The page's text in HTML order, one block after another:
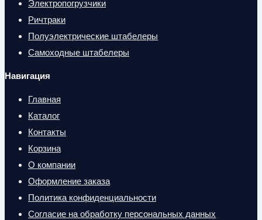
Электропогрузчики
Ричтраки
Полуэлектрические штабелеры
Самоходные штабелеры
Навигация
Главная
Каталог
Контакты
Корзина
О компании
Оформление заказа
Политика конфиденциальности
Согласие на обработку персональных данных